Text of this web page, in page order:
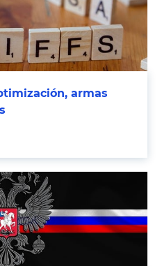
armas